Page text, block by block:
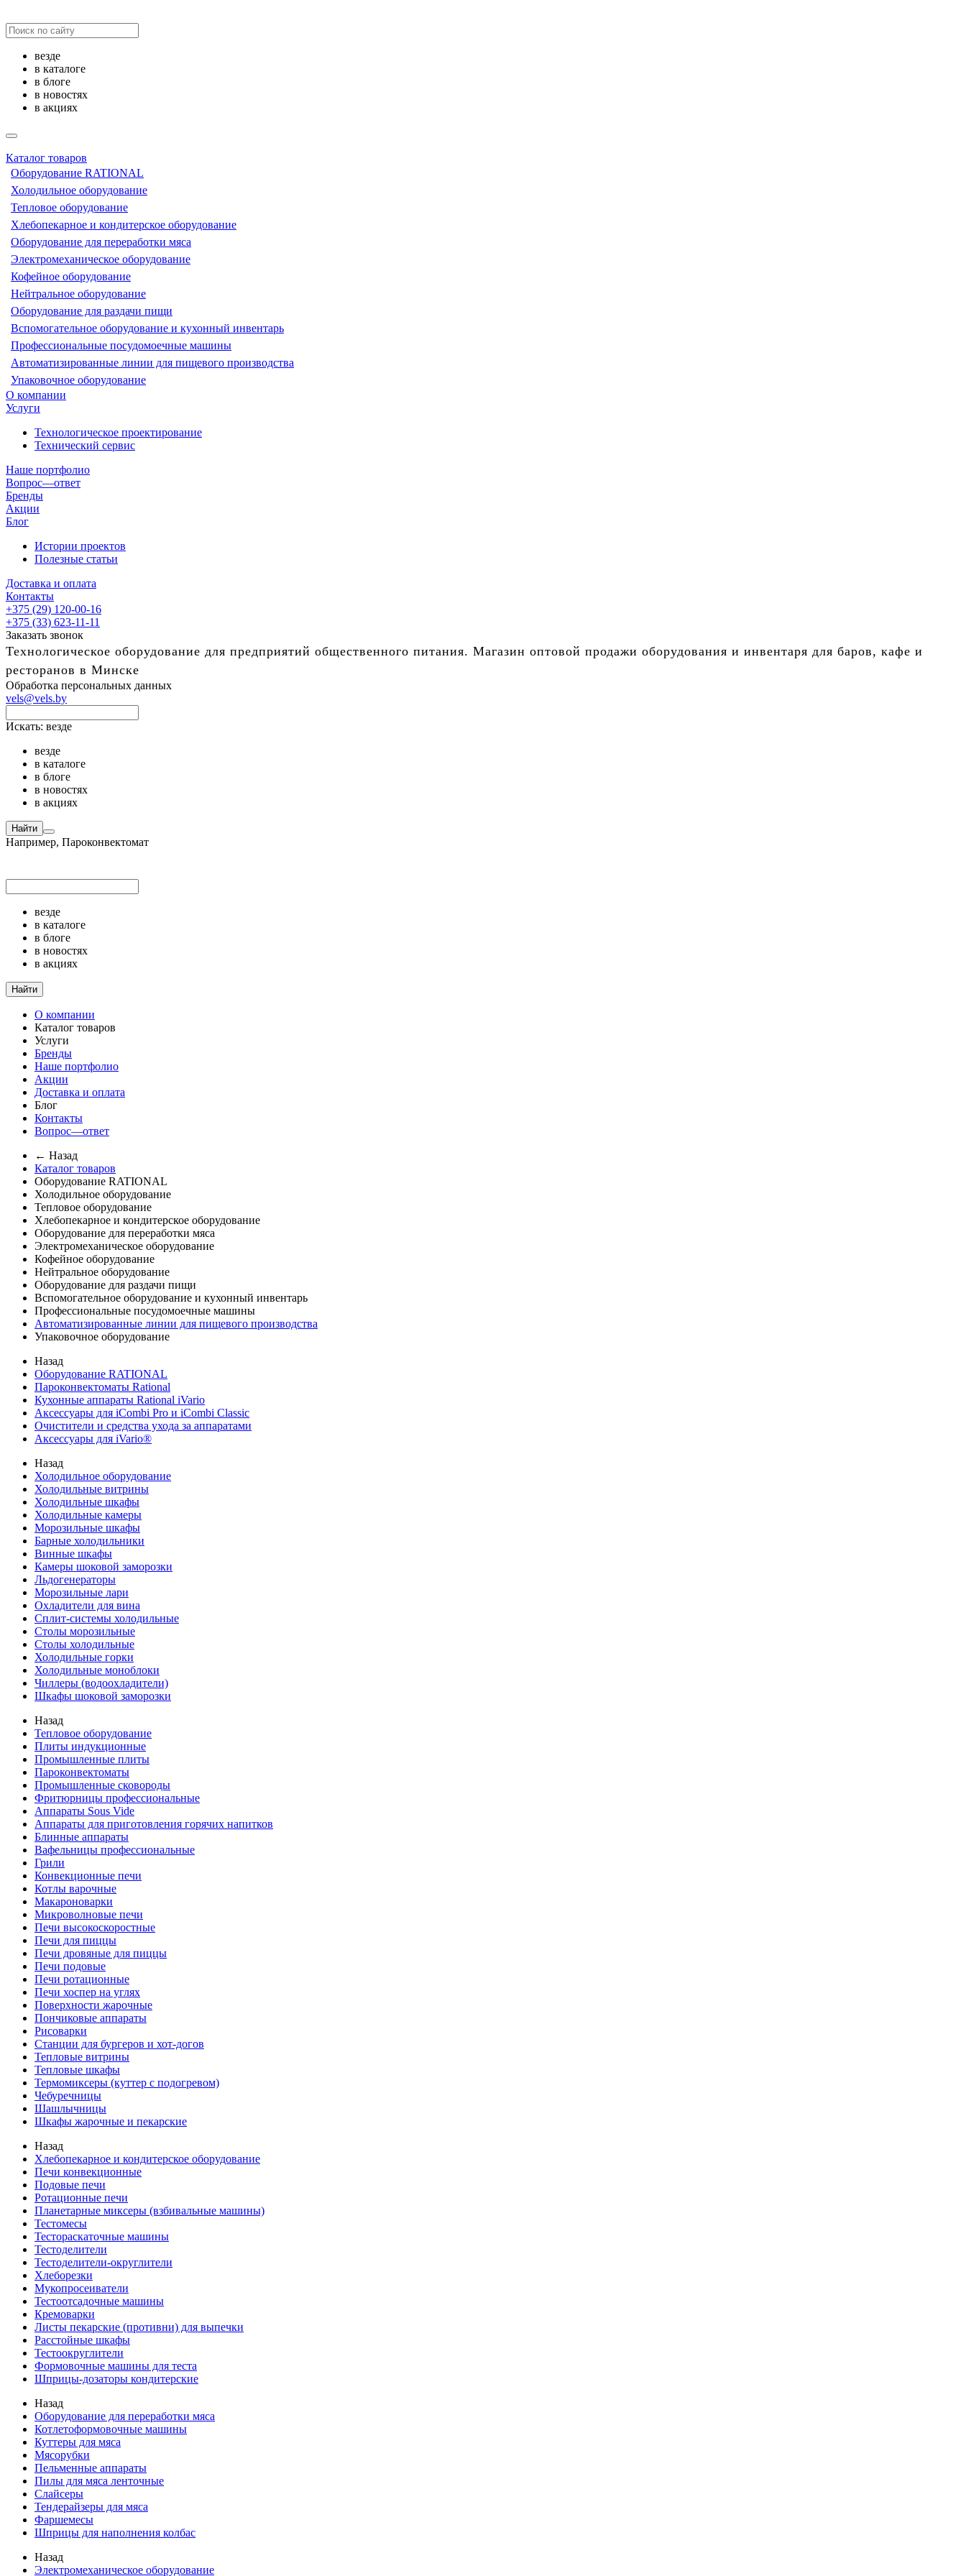
везде
в каталоге
в блоге
в новостях
в акциях
Каталог товаров
Оборудование RATIONAL
Холодильное оборудование
Тепловое оборудование
Хлебопекарное и кондитерское оборудование
Оборудование для переработки мяса
Электромеханическое оборудование
Кофейное оборудование
Нейтральное оборудование
Оборудование для раздачи пищи
Вспомогательное оборудование и кухонный инвентарь
Профессиональные посудомоечные машины
Автоматизированные линии для пищевого производства
Упаковочное оборудование
О компании
Услуги
Технологическое проектирование
Технический сервис
Наше портфолио
Вопрос—ответ
Бренды
Акции
Блог
Истории проектов
Полезные статьи
Доставка и оплата
Контакты
+375 (29) 120-00-16
+375 (33) 623-11-11
Заказать звонок
Технологическое оборудование для предприятий общественного питания. Магазин оптовой продажи оборудования и инвентаря для баров, кафе и
ресторанов в Минске
Обработка персональных данных
vels@vels.by
Искать: везде
везде
в каталоге
в блоге
в новостях
в акциях
Найти
Например, Пароконвектомат
везде
в каталоге
в блоге
в новостях
в акциях
Найти
О компании
Каталог товаров
Услуги
Бренды
Наше портфолио
Акции
Доставка и оплата
Блог
Контакты
Вопрос—ответ
← Назад
Каталог товаров
Оборудование RATIONAL
Холодильное оборудование
Тепловое оборудование
Хлебопекарное и кондитерское оборудование
Оборудование для переработки мяса
Электромеханическое оборудование
Кофейное оборудование
Нейтральное оборудование
Оборудование для раздачи пищи
Вспомогательное оборудование и кухонный инвентарь
Профессиональные посудомоечные машины
Автоматизированные линии для пищевого производства
Упаковочное оборудование
Назад
Оборудование RATIONAL
Пароконвектоматы Rational
Кухонные аппараты Rational iVario
Аксессуары для iCombi Pro и iCombi Classic
Очистители и средства ухода за аппаратами
Аксессуары для iVario®
Назад
Холодильное оборудование
Холодильные витрины
Холодильные шкафы
Холодильные камеры
Морозильные шкафы
Барные холодильники
Винные шкафы
Камеры шоковой заморозки
Льдогенераторы
Морозильные лари
Охладители для вина
Сплит-системы холодильные
Столы морозильные
Столы холодильные
Холодильные горки
Холодильные моноблоки
Чиллеры (водоохладители)
Шкафы шоковой заморозки
Назад
Тепловое оборудование
Плиты индукционные
Промышленные плиты
Пароконвектоматы
Промышленные сковороды
Фритюрницы профессиональные
Аппараты Sous Vide
Аппараты для приготовления горячих напитков
Блинные аппараты
Вафельницы профессиональные
Грили
Конвекционные печи
Котлы варочные
Макароноварки
Микроволновые печи
Печи высокоскоростные
Печи для пиццы
Печи дровяные для пиццы
Печи подовые
Печи ротационные
Печи хоспер на углях
Поверхности жарочные
Пончиковые аппараты
Рисоварки
Станции для бургеров и хот-догов
Тепловые витрины
Тепловые шкафы
Термомиксеры (куттер с подогревом)
Чебуречницы
Шашлычницы
Шкафы жарочные и пекарские
Назад
Хлебопекарное и кондитерское оборудование
Печи конвекционные
Подовые печи
Ротационные печи
Планетарные миксеры (взбивальные машины)
Тестомесы
Тестораскаточные машины
Тестоделители
Тестоделители-округлители
Хлеборезки
Мукопросеиватели
Тестоотсадочные машины
Кремоварки
Листы пекарские (противни) для выпечки
Расстойные шкафы
Тестоокруглители
Формовочные машины для теста
Шприцы-дозаторы кондитерские
Назад
Оборудование для переработки мяса
Котлетоформовочные машины
Куттеры для мяса
Мясорубки
Пельменные аппараты
Пилы для мяса ленточные
Слайсеры
Тендерайзеры для мяса
Фаршемесы
Шприцы для наполнения колбас
Назад
Электромеханическое оборудование